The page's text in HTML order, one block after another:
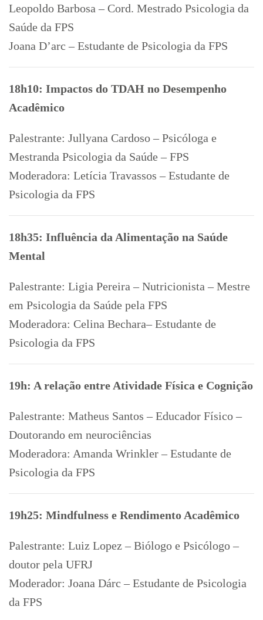
Leopoldo Barbosa – Cord. Mestrado Psicologia da
Saúde da FPS
Joana D’arc – Estudante de Psicologia da FPS
18h10: Impactos do TDAH no Desempenho
Acadêmico
Palestrante: Jullyana Cardoso – Psicóloga e
Mestranda Psicologia da Saúde – FPS
Moderadora: Letícia Travassos – Estudante de
Psicologia da FPS
18h35: Influência da Alimentação na Saúde
Mental
Palestrante: Ligia Pereira – Nutricionista – Mestre
em Psicologia da Saúde pela FPS
Moderadora: Celina Bechara– Estudante de
Psicologia da FPS
19h: A relação entre Atividade Física e Cognição
Palestrante: Matheus Santos – Educador Físico –
Doutorando em neurociências
Moderadora: Amanda Wrinkler – Estudante de
Psicologia da FPS
19h25: Mindfulness e Rendimento Acadêmico
Palestrante: Luiz Lopez – Biólogo e Psicólogo –
doutor pela UFRJ
Moderador: Joana Dárc – Estudante de Psicologia
da FPS